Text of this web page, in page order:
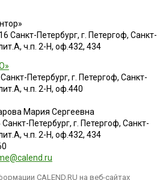
Санкт-Петербург, г. Петергоф, Санкт-
ч.п. 2-Н, оф.432, 434
Петербург, г. Петергоф, Санкт-
ч.п. 2-Н, оф.440
Мария Сергеевна
Санкт-Петербург, г. Петергоф, Санкт-
ч.п. 2-Н, оф.432, 434
CALEND.RU на веб-сайтах